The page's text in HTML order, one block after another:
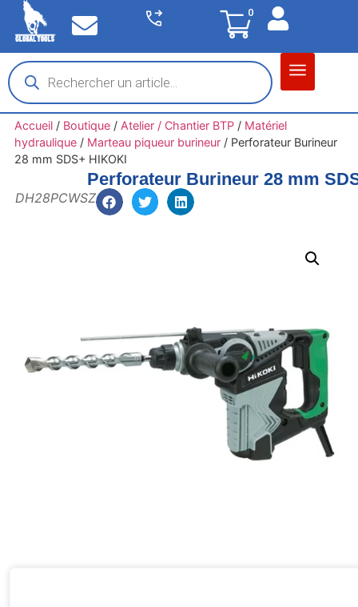
0
Accueil/ Boutique/ Atelier / Chantier BTP/ Matériel
hydraulique/ Marteau piqueur burineur/ Perforateur Burineur
28 mm SDS+ HIKOKI
Perforateur Burineur 28 mm
DH28PCWSZ